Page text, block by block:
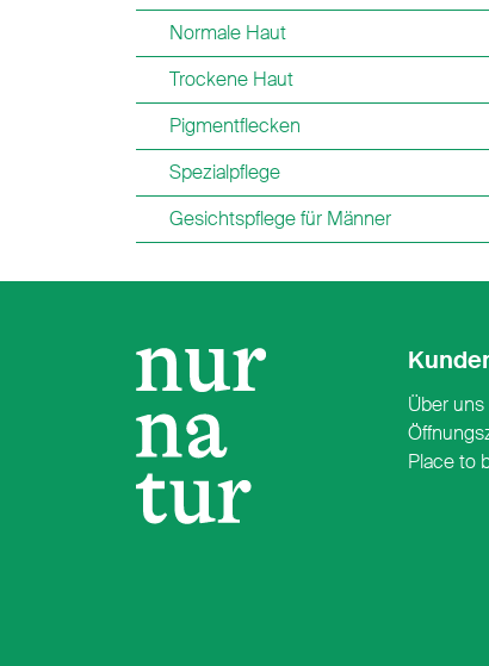
Normale Haut
Trockene Haut
Pigmentflecken
Spezialpflege
Gesichtspflege für Männer
Über uns
Place to